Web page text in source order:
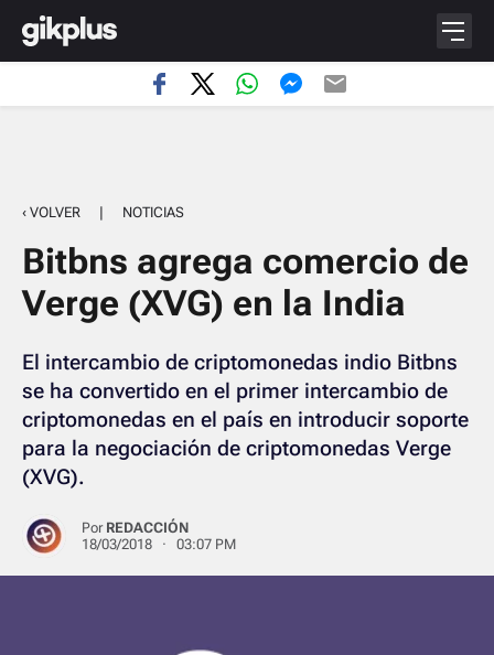
‹ VOLVER | NOTICIAS
Bitbns agrega comercio de
Verge (XVG) en la India
El intercambio de criptomonedas indio Bitbns
se ha convertido en el primer intercambio de
criptomonedas en el país en introducir soporte
para la negociación de criptomonedas Verge
(XVG).
Por REDACCIÓN
18/03/2018 · 03:07 PM